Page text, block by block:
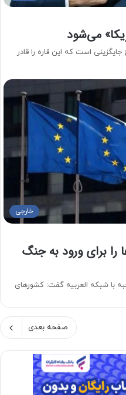
می‌شود
است که این قاره را قادر
خارجی
را برای ورود به جنگ
با شبکه العربیه گفت: کشورهای
صفحه بعدی